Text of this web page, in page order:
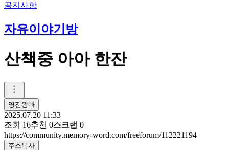
공지사항
자유이야기방
산책중 아아 한잔
영진왕빠
2025.07.20 11:33
조회 16추천 0스크랩 0
https://community.memory-word.com/freeforum/112221194
주소복사